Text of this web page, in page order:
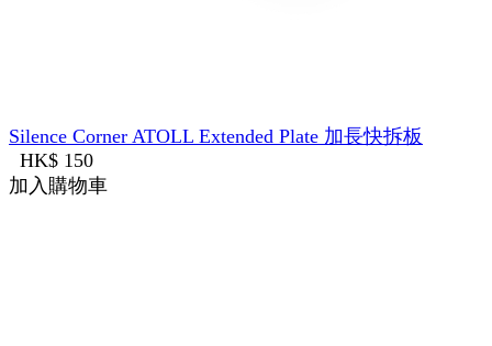
Silence Corner ATOLL Extended Plate 加長快拆板
HK$ 150
加入購物車